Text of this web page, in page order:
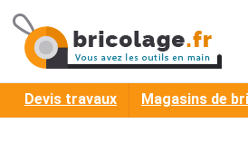
Devis travaux Magasins de